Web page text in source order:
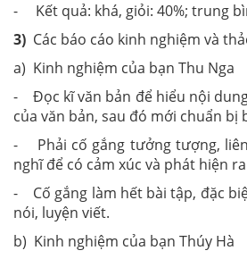
- Kết quả: khá, giỏi: 40%; trung
3) Các báo cáo kinh nghiệm và
a) Kinh nghiệm của bạn Thu Nga
- Đọc kĩ văn bản để hiểu nội
của văn bản, sau đó mới chuẩn bị
- Phải cố gắng tưởng tượng,
nghĩ để có cảm xúc và phát hiện
- Cố gắng làm hết bài tập, đặc
nói, luyện viết.
b) Kinh nghiệm của bạn Thúy Hà